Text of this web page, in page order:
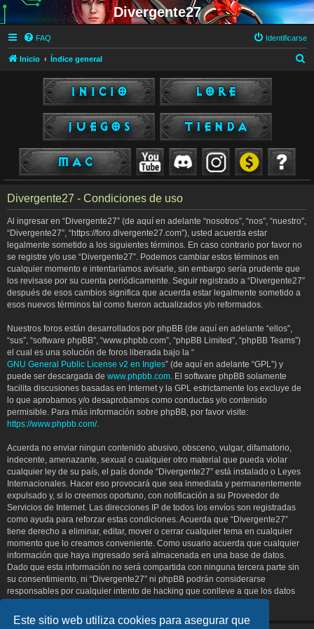
Este sitio web utiliza cookies para asegurar que
Divergente27
FAQ Identificarse
Inicio Índice general
Divergente27 - Condiciones de uso
Al ingresar en “Divergente27” (de aquí en adelante “nosotros”, “nos”, “nuestro”,
“Divergente27”, “https://foro.divergente27.com”), usted acuerda estar
legalmente sometido a los siguientes términos. En caso contrario por favor no
se registre y/o use “Divergente27”. Podemos cambiar estos términos en
cualquier momento e intentaríamos avisarle, sin embargo sería prudente que
los revisase por su cuenta periódicamente. Seguir registrado a “Divergente27”
después de esos cambios significa que acuerda estar legalmente sometido a
esos nuevos términos tal como fueron actualizados y/o reformados.
Nuestros foros están desarrollados por phpBB (de aquí en adelante “ellos”,
“sus”, “software phpBB”, “www.phpbb.com”, “phpBB Limited”, “phpBB Teams”)
el cual es una solución de foros liberada bajo la “
GNU General Public License v2 en Ingles” (de aquí en adelante “GPL”) y
puede ser descargada de www.phpbb.com. El software phpBB solamente
facilita discusiones basadas en Internet y la GPL estrictamente los excluye de
lo que aprobamos y/o desaprobamos como conductas y/o contenido
permisible. Para más información sobre phpBB, por favor visite:
https://www.phpbb.com/.
Acuerda no enviar ningun contenido abusivo, obsceno, vulgar, difamatorio,
indecente, amenazante, sexual o cualquier otro material que pueda violar
cualquier ley de su país, el país donde “Divergente27” está instalado o Leyes
Internacionales. Hacer eso provocará que sea inmediata y permanentemente
expulsado y, si lo creemos oportuno, con notificación a su Proveedor de
Servicios de Internet. Las direcciones IP de todos los envíos son registradas
como ayuda para reforzar estas condiciones. Acuerda que “Divergente27”
tiene derecho a eliminar, editar, mover o cerrar cualquier tema en cualquier
momento que lo creamos conveniente. Como usuario acuerda que cualquier
información que haya ingresado será almacenada en una base de datos.
Dado que esta información no será compartida con ninguna tercera parte sin
su consentimiento, ni “Divergente27” ni phpBB podrán considerarse
responsables por cualquier intento de hacking que conlleve a que los datos